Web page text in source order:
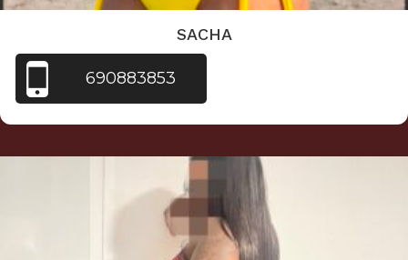
SACHA
690883853